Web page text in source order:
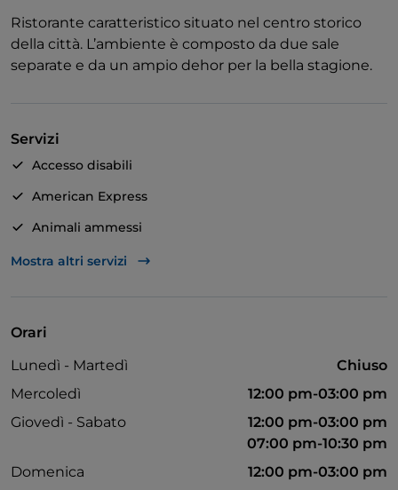
Ristorante caratteristico situato nel centro storico
della città. L’ambiente è composto da due sale
separate e da un ampio dehor per la bella stagione.
Servizi
Accesso disabili
American Express
Animali ammessi
Apple Pay
Google Pay
Menù bambini
Mostra altri servizi
Orari
Lunedì - Martedì
Chiuso
Mercoledì
12:00 pm-03:00 pm
Giovedì - Sabato
12:00 pm-03:00 pm
07:00 pm-10:30 pm
Domenica
12:00 pm-03:00 pm